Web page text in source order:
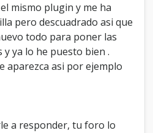
mismo plugin y me ha
pero descuadrado asi que
todo para poner las
ya lo he puesto bien .
aparezca asi por ejemplo
a responder, tu foro lo